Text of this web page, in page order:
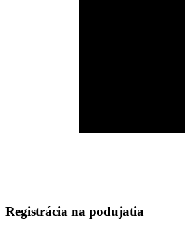
Registrácia na podujatia